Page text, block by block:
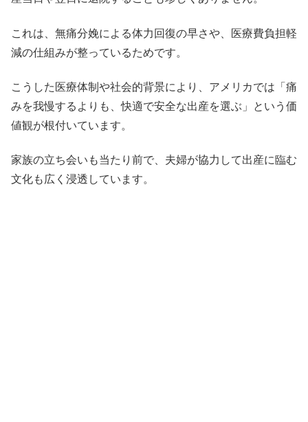
これは、無痛分娩による体力回復の早さや、医療費負担軽
減の仕組みが整っているためです。
こうした医療体制や社会的背景により、アメリカでは「痛
みを我慢するよりも、快適で安全な出産を選ぶ」という価
値観が根付いています。
家族の立ち会いも当たり前で、夫婦が協力して出産に臨む
文化も広く浸透しています。